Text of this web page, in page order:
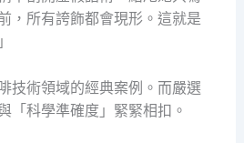
，所有誇飾都會現形。這就是
技術領域的經典案例。而嚴選
「科學準確度」緊緊相扣。